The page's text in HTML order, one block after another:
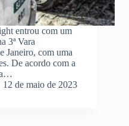
entrou com um
3ª Vara
Janeiro, com uma
De acordo com a
12 de maio de 2023